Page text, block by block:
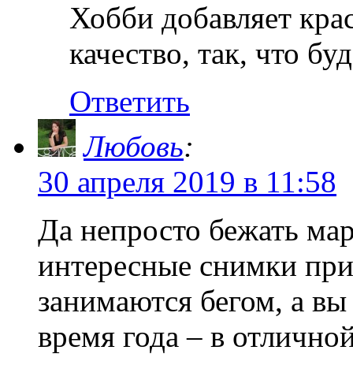
Хобби добавляет
качество, так, что
Ответить
Любовь:
30 апреля 2019 в 11:58
Да непросто бежать
интересные снимки
занимаются бегом, а
время года – в